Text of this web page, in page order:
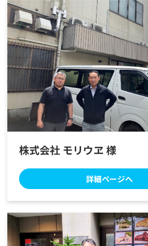
株式会社 モリウヱ 様
詳細ページへ